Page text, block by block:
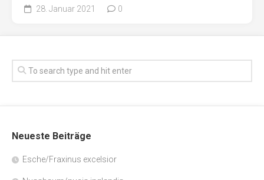
28. Januar 2021 0
Neueste Beiträge
Esche/Fraxinus excelsior